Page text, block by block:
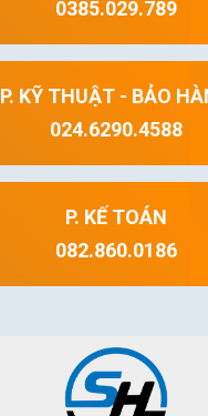
0385.029.789
P. KỸ THUẬT - BẢO
024.6290.4588
P. KẾ TOÁN
082.860.0186